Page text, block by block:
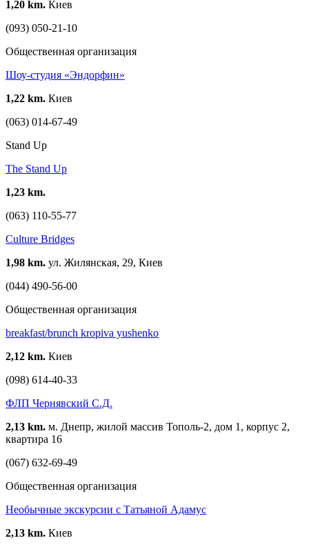
1,20 km. Киев
(093) 050-21-10
Общественная организация
Шоу-студия «Эндорфин»
1,22 km. Киев
(063) 014-67-49
Stand Up
The Stand Up
1,23 km.
(063) 110-55-77
Culture Bridges
1,98 km. ул. Жилянская, 29, Киев
(044) 490-56-00
Общественная организация
breakfast/brunch kropiva yushenko
2,12 km. Киев
(098) 614-40-33
ФЛП Чернявский С.Д.
2,13 km. м. Днепр, жилой массив Тополь-2, дом 1, корпус 2,
квартира 16
(067) 632-69-49
Общественная организация
Необычные экскурсии с Татьяной Адамус
2,13 km. Киев